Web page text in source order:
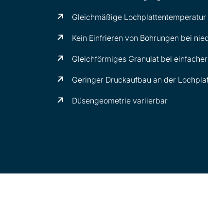
Gleichmäßige Lochplattentemperatur
Kein Einfrieren von Bohrungen bei
Gleichförmiges Granulat bei
Geringer Druckaufbau an der
Düsengeometrie variierbar